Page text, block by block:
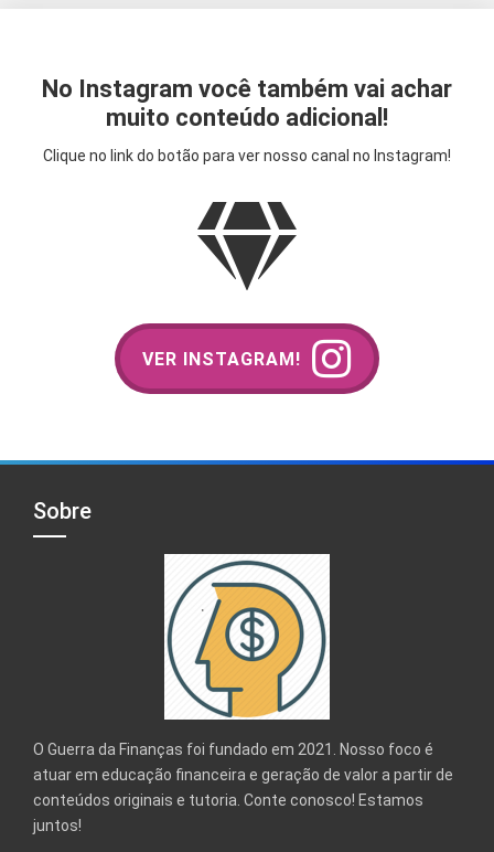
No Instagram você também vai achar
muito conteúdo adicional!
Clique no link do botão para ver nosso canal no Instagram!
VER INSTAGRAM!
Sobre
O Guerra da Finanças foi fundado em 2021. Nosso foco é
atuar em educação financeira e geração de valor a partir de
conteúdos originais e tutoria. Conte conosco! Estamos
juntos!